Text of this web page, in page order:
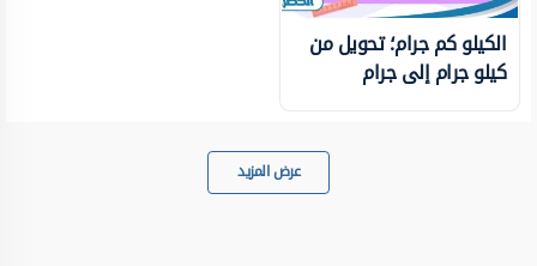
الكيلو كم جرام؛ تحويل من
كيلو جرام إلى جرام
عرض المزيد